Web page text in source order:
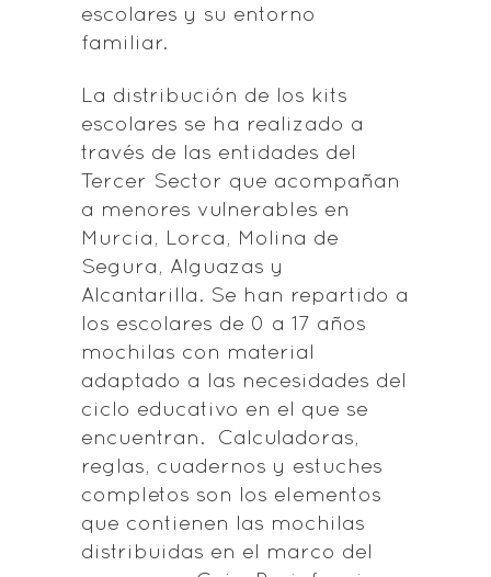
escolares y su entorno
familiar.
La distribución de los kits
escolares se ha realizado a
través de las entidades del
Tercer Sector que acompañan
a menores vulnerables en
Murcia, Lorca, Molina de
Segura, Alguazas y
Alcantarilla. Se han repartido a
los escolares de 0 a 17 años
mochilas con material
adaptado a las necesidades del
ciclo educativo en el que se
encuentran. Calculadoras,
reglas, cuadernos y estuches
completos son los elementos
que contienen las mochilas
distribuidas en el marco del